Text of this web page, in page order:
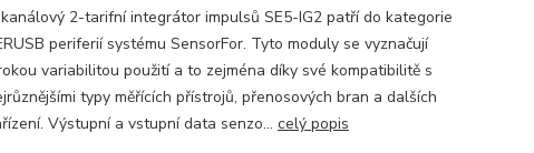
2-tarifní integrátor impulsů SE5-IG2 patří do kategorie
periferií systému SensorFor. Tyto moduly se vyznačují
variabilitou použití a to zejména díky své kompatibilitě s
typy měřících přístrojů, přenosových bran a dalších
Výstupní a vstupní data senzo... celý popis